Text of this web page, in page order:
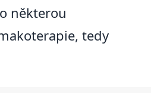
některou
tedy